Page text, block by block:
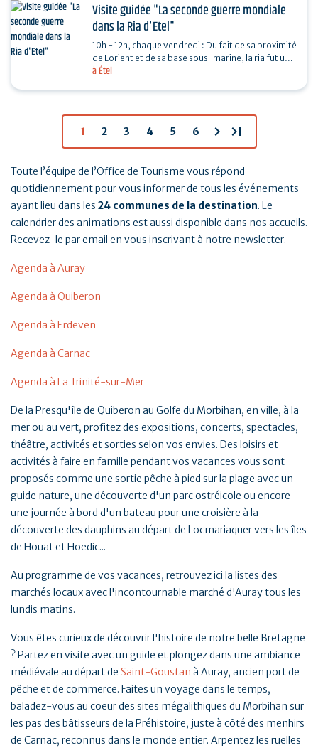
à Étel
Visite guidée "La seconde guerre mondiale
dans la Ria d'Etel"
10h - 12h, chaque vendredi : Du fait de sa proximité
de Lorient et de sa base sous-marine, la ria fut un
enjeu important de la seconde guerre mondiale.…
1 2 3 4 5 6 chevron_right last_page
Toute l’équipe de l’Office de Tourisme vous répond
quotidiennement pour vous informer de tous les événements
ayant lieu dans les 24 communes de la destination. Le
calendrier des animations est aussi disponible dans nos accueils.
Recevez-le par email en vous inscrivant à notre newsletter.
Agenda à Auray
Agenda à Quiberon
Agenda à Erdeven
Agenda à Carnac
Agenda à La Trinité-sur-Mer
De la Presqu'île de Quiberon au Golfe du Morbihan, en ville, à la
mer ou au vert, profitez des expositions, concerts, spectacles,
théâtre, activités et sorties selon vos envies. Des loisirs et
activités à faire en famille pendant vos vacances vous sont
proposés comme une sortie pêche à pied sur la plage avec un
guide nature, une découverte d'un parc ostréicole ou encore
une journée à bord d'un bateau pour une croisière à la
découverte des dauphins au départ de Locmariaquer vers les îles
de Houat et Hoedic...
Au programme de vos vacances, retrouvez ici la listes des
marchés locaux avec l'incontournable marché d'Auray tous les
lundis matins.
Vous êtes curieux de découvrir l'histoire de notre belle Bretagne
? Partez en visite avec un guide et plongez dans une ambiance
médiévale au départ de Saint-Goustan à Auray, ancien port de
pêche et de commerce. Faites un voyage dans le temps,
baladez-vous au coeur des sites mégalithiques du Morbihan sur
les pas des bâtisseurs de la Préhistoire, juste à côté des menhirs
de Carnac, reconnus dans le monde entier. Arpentez les ruelles